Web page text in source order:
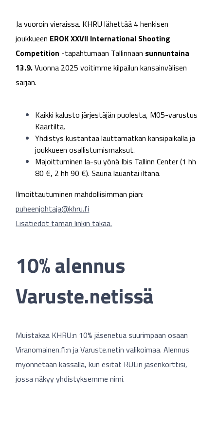
Ja vuoroin vieraissa. KHRU lähettää 4 henkisen
joukkueen EROK XXVII International Shooting
Competition -tapahtumaan Tallinnaan sunnuntaina
13.9.Vuonna 2025 voitimme kilpailun kansainvälisen
sarjan.
Kaikki kalusto järjestäjän puolesta, M05-varustus
Kaartilta.
Yhdistys kustantaa lauttamatkan kansipaikalla ja
joukkueen osallistumismaksut.
Majoittuminen la-su yönä Ibis Tallinn Center (1 hh
80 €, 2 hh 90 €). Sauna lauantai iltana.
Ilmoittautuminen mahdollisimman pian:
puheenjohtaja@khru.fi
Lisätiedot tämän linkin takaa.
10% alennus
Varuste.netissä
Muistakaa KHRU:n 10% jäsenetua suurimpaan osaan
Viranomainen.fi:n ja Varuste.netin valikoimaa. Alennus
myönnetään kassalla, kun esität RULin jäsenkorttisi,
jossa näkyy yhdistyksemme nimi.